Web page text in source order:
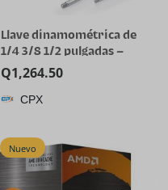
Llave dinamométrica de
1/4 3/8 1/2 pulgadas –
Juego de 3 llaves
dinamométricas de 20-240
pulgadas, 5-45 pies, 10-170
de doble dirección de 72
dientes
Q1,264.50
CPX
Nuevo